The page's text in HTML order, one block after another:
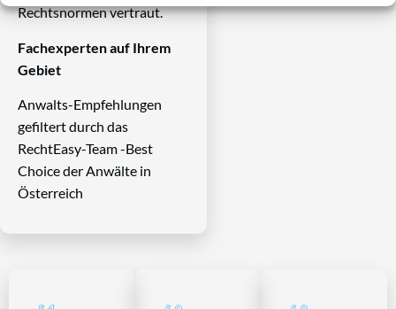
Rechtsnormen vertraut.
Fachexperten auf Ihrem
Gebiet
Anwalts-Empfehlungen
gefiltert durch das
RechtEasy-Team -Best
Choice der Anwälte in
Österreich